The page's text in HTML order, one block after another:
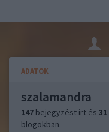
ADATOK
szalamandra
147 bejegyzést írt és 31
blogokban.